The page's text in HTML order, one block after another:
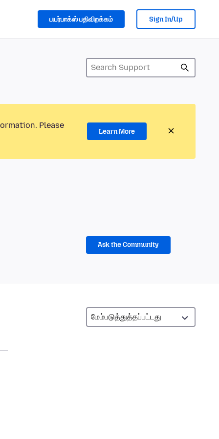
பயர்பாக்ஸ் பதிவிறக்கம் Sign In/Up
Please
Learn More
Ask the Community